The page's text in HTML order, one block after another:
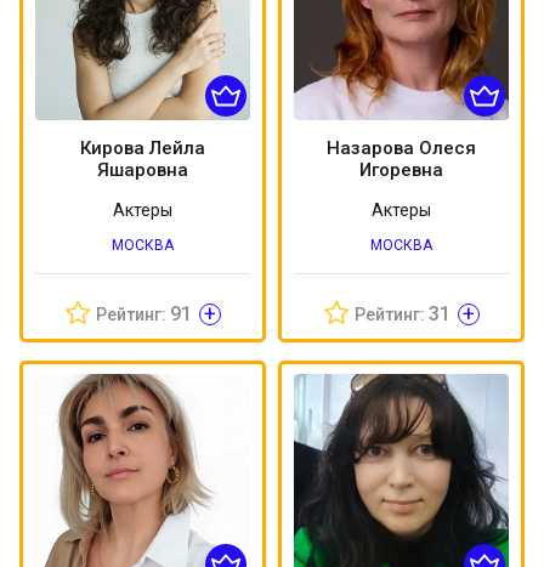
Кирова Лейла
Яшаровна
Актеры
МОСКВА
Рейтинг: 91 +
Назарова Олеся
Игоревна
Актеры
МОСКВА
Рейтинг: 31 +